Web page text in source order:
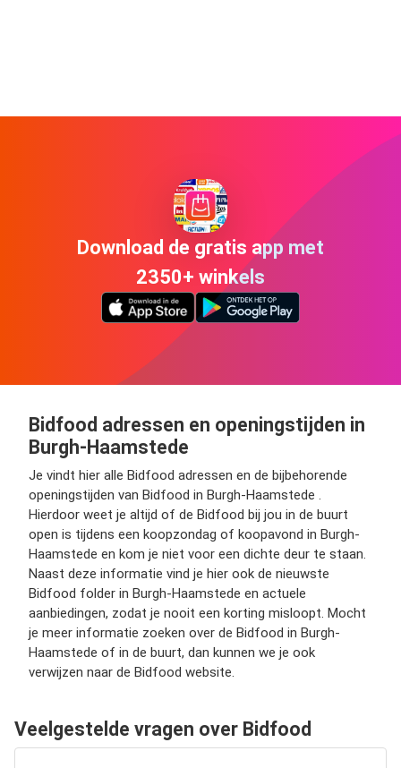
Download de gratis app met
2350+ winkels
Bidfood adressen en openingstijden in
Burgh-Haamstede
Je vindt hier alle Bidfood adressen en de bijbehorende
openingstijden van Bidfood in Burgh-Haamstede .
Hierdoor weet je altijd of de Bidfood bij jou in de buurt
open is tijdens een koopzondag of koopavond in Burgh-
Haamstede en kom je niet voor een dichte deur te staan.
Naast deze informatie vind je hier ook de nieuwste
Bidfood folder in Burgh-Haamstede en actuele
aanbiedingen, zodat je nooit een korting misloopt. Mocht
je meer informatie zoeken over de Bidfood in Burgh-
Haamstede of in de buurt, dan kunnen we je ook
verwijzen naar de Bidfood website.
Veelgestelde vragen over Bidfood